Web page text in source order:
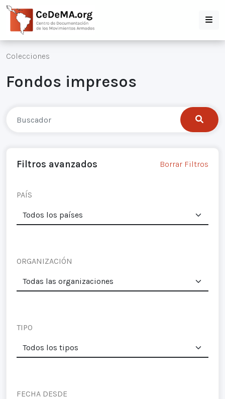
Colecciones
Fondos impresos
Filtros avanzados Borrar Filtros
PAÍS
ORGANIZACIÓN
TIPO
FECHA DESDE